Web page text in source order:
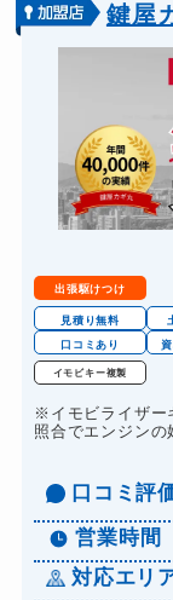
鍵屋
出張駆けつけ
見積り無料
口コミあり
イモビキー複製
※イモビライザー
照合でエンジン
口コミ評
営業時間
対応エリ